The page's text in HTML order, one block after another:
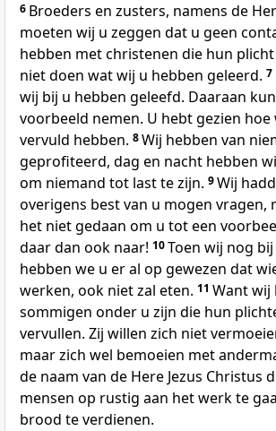
6 Broeders en zusters, namens de
moeten wij u zeggen dat u geen
hebben met christenen die hun
niet doen wat wij u hebben geleerd. 7
wij bij u hebben geleefd. Daaraan
voorbeeld nemen. U hebt gezien
vervuld hebben. 8Wij hebben van
geprofiteerd, dag en nacht hebben
om niemand tot last te zijn. 9Wij
overigens best van u mogen vragen,
het niet gedaan om u tot een
daar dan ook naar! 10Toen wij nog
hebben we u er al op gewezen dat
werken, ook niet zal eten. 11 Want wij
sommigen onder u zijn die hun
vervullen. Zij willen zich niet
maar zich wel bemoeien met
de naam van de Here Jezus Christus
mensen op rustig aan het werk te
brood te verdienen.